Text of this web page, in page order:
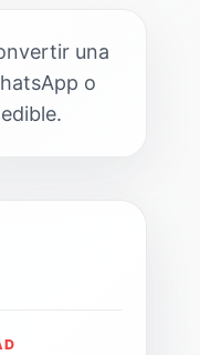
una
o